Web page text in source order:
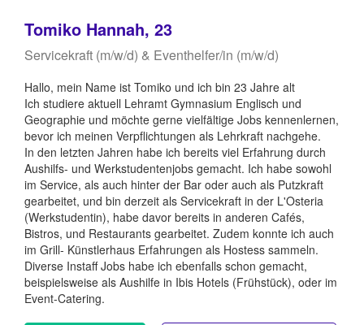
Tomiko Hannah, 23
Servicekraft (m/w/d) & Eventhelfer/in (m/w/d)
Hallo, mein Name ist Tomiko und ich bin 23 Jahre alt
Ich studiere aktuell Lehramt Gymnasium Englisch und
Geographie und möchte gerne vielfältige Jobs kennenlernen,
bevor ich meinen Verpflichtungen als Lehrkraft nachgehe.
In den letzten Jahren habe ich bereits viel Erfahrung durch
Aushilfs- und Werkstudentenjobs gemacht. Ich habe sowohl
im Service, als auch hinter der Bar oder auch als Putzkraft
gearbeitet, und bin derzeit als Servicekraft in der L'Osteria
(Werkstudentin), habe davor bereits in anderen Cafés,
Bistros, und Restaurants gearbeitet. Zudem konnte ich auch
im Grill- Künstlerhaus Erfahrungen als Hostess sammeln.
Diverse Instaff Jobs habe ich ebenfalls schon gemacht,
beispielsweise als Aushilfe in Ibis Hotels (Frühstück), oder im
Event-Catering.